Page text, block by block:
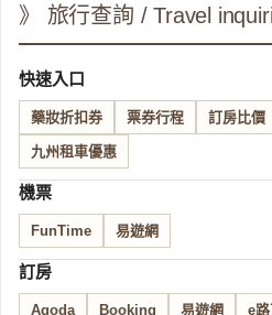
》 旅行查詢 / Travel
快速入口
藥妝折扣券 票券行程 訂房比價
九州租車優惠
機票
FunTime 易遊網
訂房
Agoda Booking 易遊網 e